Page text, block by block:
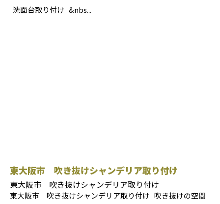
洗面台取り付け &nbs...
東大阪市 吹き抜けシャンデリア取り付け
東大阪市 吹き抜けシャンデリア取り付け
東大阪市 吹き抜けシャンデリア取り付け 吹き抜けの空間